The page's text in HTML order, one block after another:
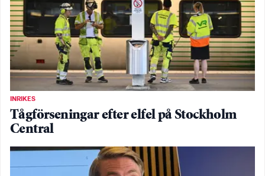
INRIKES
Tågförseningar efter elfel på Stockholm
Central